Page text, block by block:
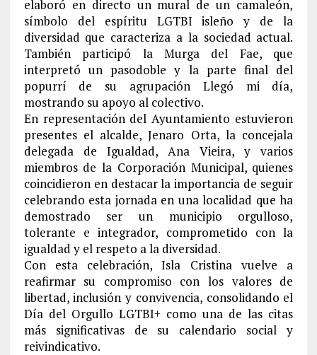
elaboró en directo un mural de un camaleón,
símbolo del espíritu LGTBI isleño y de la
diversidad que caracteriza a la sociedad actual.
También participó la Murga del Fae, que
interpretó un pasodoble y la parte final del
popurrí de su agrupación Llegó mi día,
mostrando su apoyo al colectivo.
En representación del Ayuntamiento estuvieron
presentes el alcalde, Jenaro Orta, la concejala
delegada de Igualdad, Ana Vieira, y varios
miembros de la Corporación Municipal, quienes
coincidieron en destacar la importancia de seguir
celebrando esta jornada en una localidad que ha
demostrado ser un municipio orgulloso,
tolerante e integrador, comprometido con la
igualdad y el respeto a la diversidad.
Con esta celebración, Isla Cristina vuelve a
reafirmar su compromiso con los valores de
libertad, inclusión y convivencia, consolidando el
Día del Orgullo LGTBI+ como una de las citas
más significativas de su calendario social y
reivindicativo.